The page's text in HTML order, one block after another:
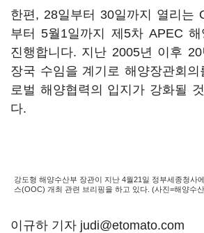
한편, 28일부터 30일까지 열리는
부터 5월1일까지 제5차 APEC 해
진행합니다. 지난 2005년 이후
장국 수임을 계기로 해양장관회
로벌 해양협력의 입지가 강화될
다.
강도형 해양수산부 장관이 지난 4월21일 정부세종청사
스(OOC) 개최 관련 브리핑을 하고 있다. (사진=해양수
이규하 기자 judi@etomato.com